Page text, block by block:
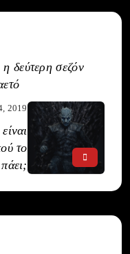
δεύτερη σεζόν
2019
το
πάει;